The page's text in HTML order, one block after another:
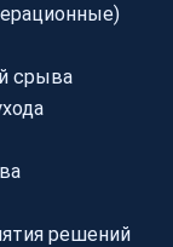
срыва
решений